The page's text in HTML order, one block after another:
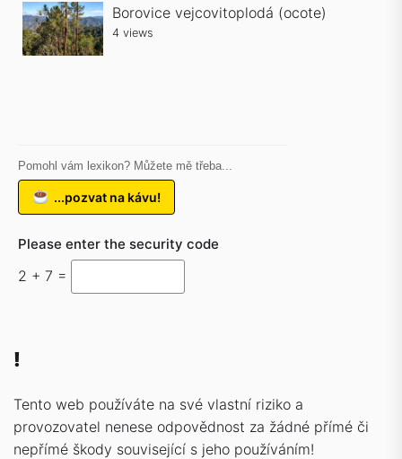
Borovice vejcovitoplodá (ocote)
4 views
Pomohl vám lexikon? Můžete mě třeba...
...pozvat na kávu!
Please enter the security code
2 + 7 =
!
Tento web používáte na své vlastní riziko a
provozovatel nenese odpovědnost za žádné přímé či
nepřímé škody související s jeho používáním!